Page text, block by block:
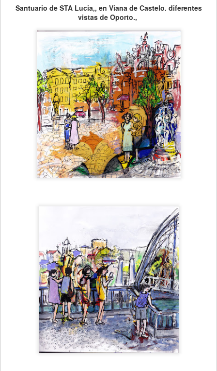
Santuario de STA Lucia,, en Viana de Castelo. diferentes
vistas de Oporto.,